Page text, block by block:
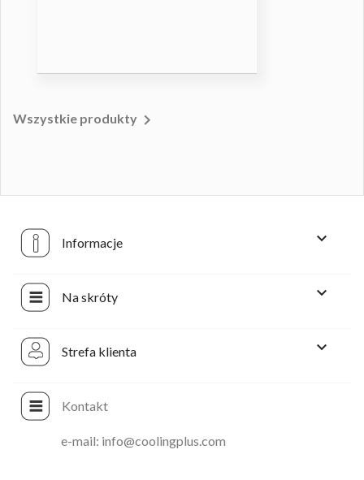
Wszystkie produkty 
Informacje 
Na skróty 
Strefa klienta 
Kontakt
e-mail: info@coolingplus.com